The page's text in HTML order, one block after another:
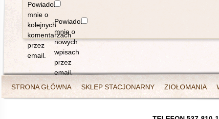
Powiadom
mnie o
kolejnych
komentarzach
przez
email.
Powiadom
mnie o
nowych
wpisach
przez
email.
STRONA GŁÓWNA
SKLEP STACJONARNY ZIOŁOMANIA